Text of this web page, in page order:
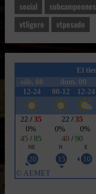
social
subcampeones
vtligero
vtpesado